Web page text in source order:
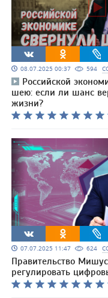
08.07.2025 00:37 594
Российской
шею: если ли шанс
жизни?
07.07.2025 11:47 624
Правительство
регулировать